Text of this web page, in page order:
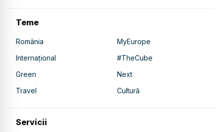
Teme
România
MyEurope
Internațional
#TheCube
Green
Next
Travel
Cultură
Servicii